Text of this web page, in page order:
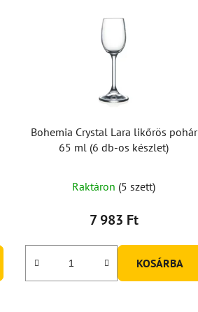
Bohemia Crystal Lara likőrös pohár
65 ml (6 db-os készlet)
termék
átlagos
5-
Raktáron (5 szett)
7 983 Ft
KOSÁRBA